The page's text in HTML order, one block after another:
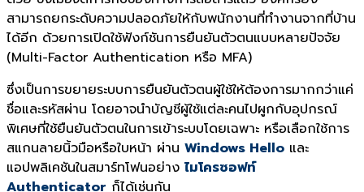
สามารถยกระดับความปลอดภัยให้กับพนักงานที่ทำงานจากที่บ้าน
ได้อีก ด้วยการเปิดใช้ฟังก์ชันการยืนยันตัวตนแบบหลายปัจจัย
(Multi-Factor Authentication หรือ MFA)
ซึ่งเป็นการขยายระบบการยืนยันตัวตนผู้ใช้ให้ต้องการมากกว่าแค่
ชื่อและรหัสผ่าน โดยอาจนำบัญชีผู้ใช้แต่ละคนไปผูกกับอุปกรณ์
พิเศษที่ใช้ยืนยันตัวตนในการเข้าระบบโดยเฉพาะ หรือเลือกใช้การ
สแกนลายนิ้วมือหรือใบหน้า ผ่าน Windows Hello และ
แอปพลิเคชันในสมาร์ทโฟนอย่าง ไมโครซอฟท์
Authenticator ก็ได้เช่นกัน